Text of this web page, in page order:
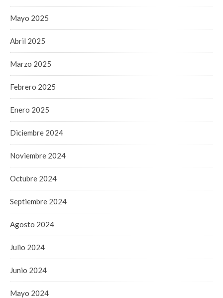
Mayo 2025
Abril 2025
Marzo 2025
Febrero 2025
Enero 2025
Diciembre 2024
Noviembre 2024
Octubre 2024
Septiembre 2024
Agosto 2024
Julio 2024
Junio 2024
Mayo 2024